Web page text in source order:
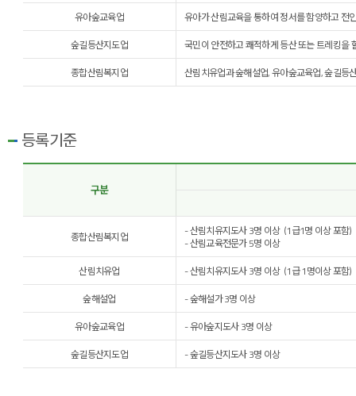
유아숲교육업
유아가 산림교육을 통하여 정서를 함양하고 전
숲길등산지도업
국민이 안전하고 쾌적하게 등산 또는 트레킹을
종합산림복지업
산림치유업과 숲해설업, 유아숲교육업, 숲길등
등록기준
구분
종합산림복지업
- 산림치유지도사 3명 이상 (1급1명 이상 포함)
- 산림교육전문가 5명 이상
산림치유업
- 산림치유지도사 3명 이상 (1급 1명이상 포함)
숲해설업
- 숲해설가 3명 이상
유아숲교육업
- 유아숲지도사 3명 이상
숲길등산지도업
- 숲길등산지도사 3명 이상